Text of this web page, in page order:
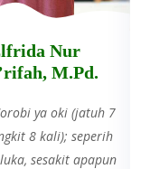
Kurniawati,
S.Pd.
baik-baik saja.
akan indah pada
dan badai pasti